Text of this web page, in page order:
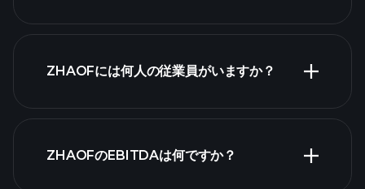
ZHAOFには何人の従業員がいますか？
主
ZHAOFのEBITDAは何ですか？